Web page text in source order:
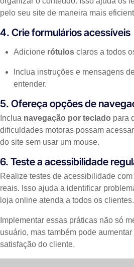
pelo seu site de maneira mais
4. Crie formulários acessíveis
Adicione rótulos claros a todos
Inclua instruções e mensagens
entender.
5. Ofereça opções de
Inclua navegação por teclado para
dificuldades motoras possam
do site sem usar um mouse.
6. Teste a acessibilidade
Realize testes de acessibilidade
reais. Isso ajuda a identificar
loja online atenda a todos os clientes.
Implementar essas práticas não só
usuário, mas também pode
satisfação do cliente.